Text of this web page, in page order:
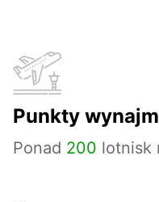
Punkty
Ponad 200 lotnisk